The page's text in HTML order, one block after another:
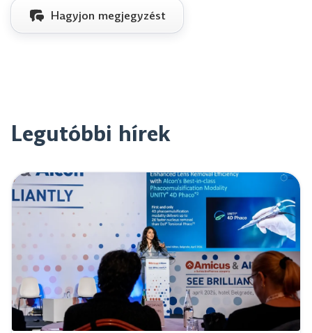
Hagyjon megjegyzést
Legutóbbi hírek